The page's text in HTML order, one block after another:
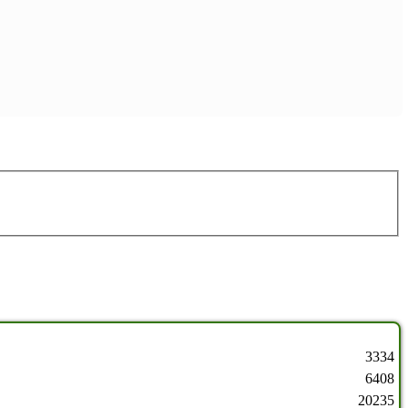
3334
6408
20235